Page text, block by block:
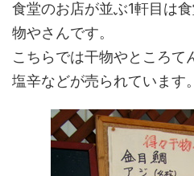
食堂のお店が並ぶ1軒目は
物やさんです。
こちらでは干物やところて
塩辛などが売られています。